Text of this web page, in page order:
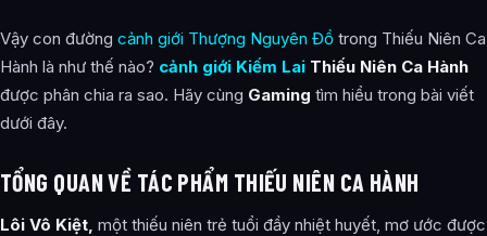
Vậy con đường cảnh giới Thượng Nguyên Đồ trong Thiếu Niên Ca
Hành là như thế nào? cảnh giới Kiếm Lai Thiếu Niên Ca Hành
được phân chia ra sao. Hãy cùng Gaming tìm hiểu trong bài viết
dưới đây.
TỔNG QUAN VỀ TÁC PHẨM THIẾU NIÊN CA HÀNH
Lôi Vô Kiệt, một thiếu niên trẻ tuổi đầy nhiệt huyết, mơ ước được